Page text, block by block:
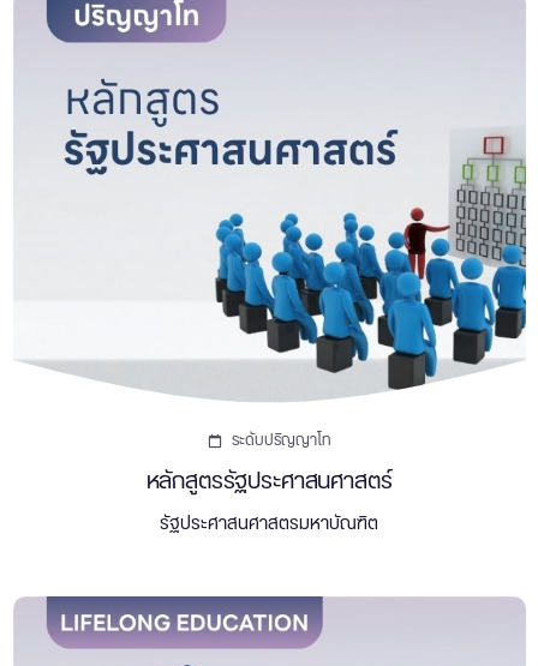
ระดับปริญญาโท
หลักสูตรรัฐประศาสนศาสตร์
รัฐประศาสนศาสตรมหาบัณฑิต